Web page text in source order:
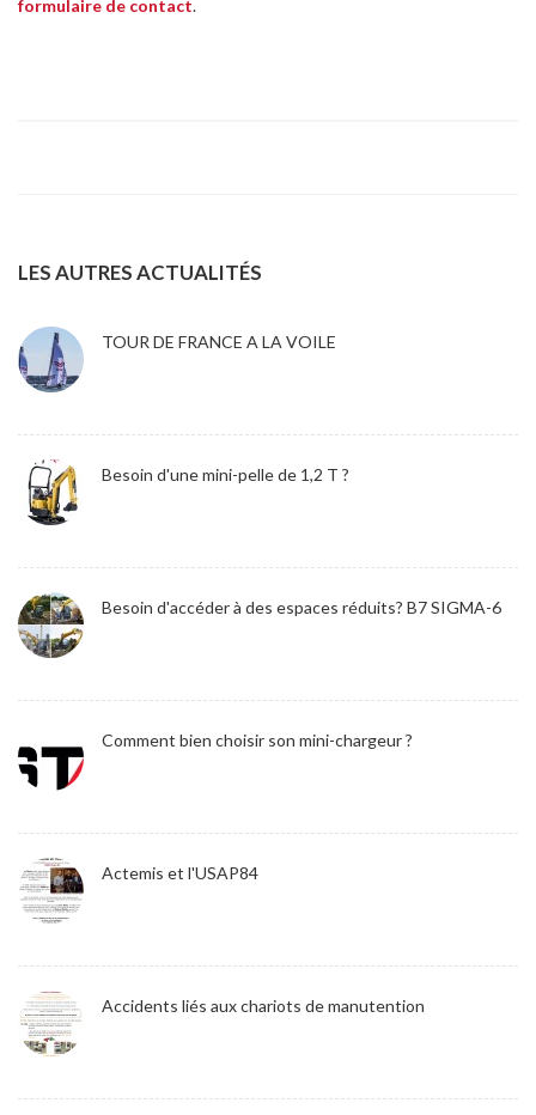
formulaire de contact.
LES AUTRES ACTUALITÉS
TOUR DE FRANCE A LA VOILE
Besoin d'une mini-pelle de 1,2 T ?
Besoin d'accéder à des espaces réduits? B7 SIGMA-6
Comment bien choisir son mini-chargeur ?
Actemis et l'USAP84
Accidents liés aux chariots de manutention